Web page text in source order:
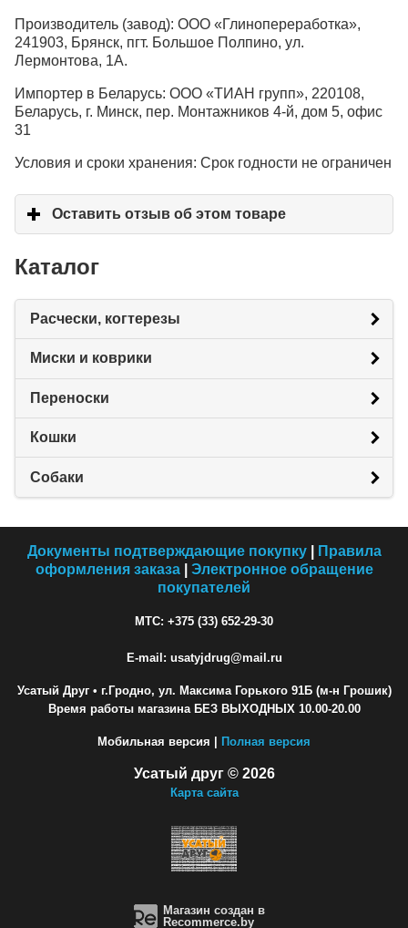
Производитель (завод): ООО «Глинопереработка»,
241903, Брянск, пгт. Большое Полпино, ул.
Лермонтова, 1А.
Импортер в Беларусь: ООО «ТИАН групп», 220108,
Беларусь, г. Минск, пер. Монтажников 4-й, дом 5, офис
31
Условия и сроки хранения: Срок годности не ограничен
Оставить отзыв об этом товаре
Каталог
Расчески, когтерезы
Миски и коврики
Переноски
Кошки
Собаки
Документы подтверждающие покупку|
Правила
оформления заказа| Электронное обращение
покупателей
МТС: +375 (33) 652-29-30
E-mail: usatyjdrug@mail.ru
Усатый Друг• г.Гродно, ул. Максима Горького 91Б (м-н Грошик)
Время работы магазина БЕЗ ВЫХОДНЫХ 10.00-20.00
Мобильная версия | Полная версия
Усатый друг © 2026
Карта сайта
Магазин создан в
Recommerce.by